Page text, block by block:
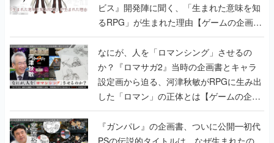
ビス』開発陣に聞く、「生まれた意味を知
るRPG」が生まれた理由【ゲームの企画
書】
なにが、人を「ロマンシング」させるの
か？『ロマサガ2』当時の企画書とキャラ
設定画から迫る、河津秋敏がRPGに生み出
した「ロマン」の正体とは【ゲームの企画
書】
『ガンパレ』の企画書、ついに公開━初代
PSの伝説的タイトルは、なぜ生まれたの